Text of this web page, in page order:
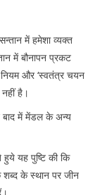
में हमेशा व्यक्त
में बौनापन प्रकट
नियम और ‘स्वतंत्र चयन
नहीं है।
ने बाद में मेंडल के अन्य
यह पुष्टि की कि
के स्थान पर जीन